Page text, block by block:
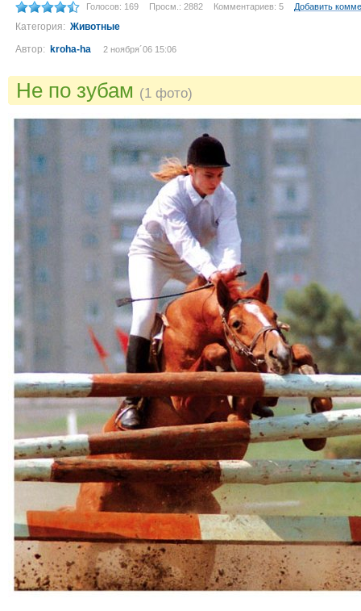
Голосов: 169 Просм.: 2882 Комментариев: 5 Добавить
Категория: Животные
Автор: kroha-ha 2 ноября´06 15:06
Не по зубам (1 фото)